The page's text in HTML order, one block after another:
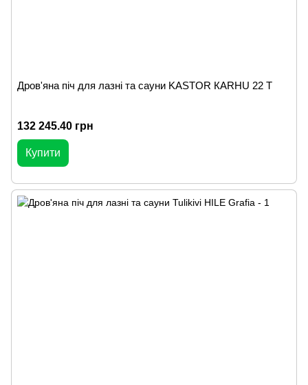
Дров'яна піч для лазні та сауни KASTOR КARHU 22 T
132 245.40 грн
Купити